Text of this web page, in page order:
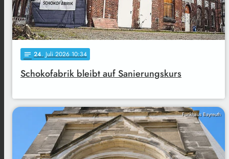
notes 24. Juli 2026 10:34
Schokofabrik bleibt auf Sanierungskurs
Funkhaus Bayreuth